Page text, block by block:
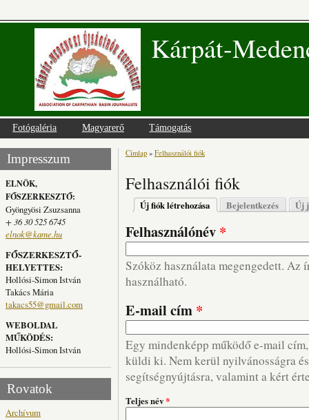
Kárpát-
Fotógaléria Magyarerő Támogatás
Impresszum
ELNÖK,
FŐSZERKESZTŐ:
Gyöngyösi Zsuzsanna
+ 36 30 525 6745
elnok@kame.hu
FŐSZERKESZTŐ-
HELYETTES:
Hollósi-Simon István
Takács Mária
takacs55@gmail.com
WEBOLDAL
MŰKÖDÉS:
Hollósi-Simon István
Rovatok
Archívum
Jelenlegi hely
Címlap » Felhasználói fiók
Felhasználói fiók
Elsődleges fülek
Új fiók létrehozása (aktív fül)
Bejelentkezés Új
Felhasználónév *
Szóköz használata megengedett. Az
használható.
E-mail cím *
Egy mindenképp működő e-mail
küldi ki. Nem kerül nyilvánosságra
segítségnyújtásra, valamint a kért
Teljes név*